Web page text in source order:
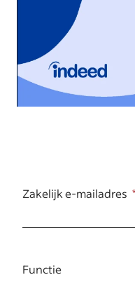
Zakelijk e-mailadres
Functie